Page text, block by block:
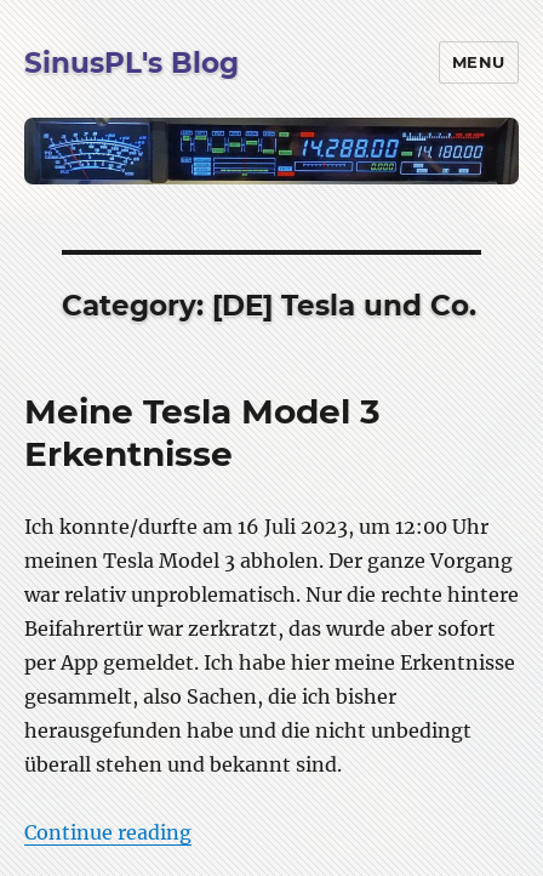
SinusPL's Blog MENU
Category:[DE] Tesla und Co.
Meine Tesla Model 3
Erkentnisse
Ich konnte/durfte am 16 Juli 2023, um 12:00 Uhr
meinen Tesla Model 3 abholen. Der ganze Vorgang
war relativ unproblematisch. Nur die rechte hintere
Beifahrertür war zerkratzt, das wurde aber sofort
per App gemeldet. Ich habe hier meine Erkentnisse
gesammelt, also Sachen, die ich bisher
herausgefunden habe und die nicht unbedingt
überall stehen und bekannt sind.
Continue reading“Meine Tesla Model 3 Erkentnisse”